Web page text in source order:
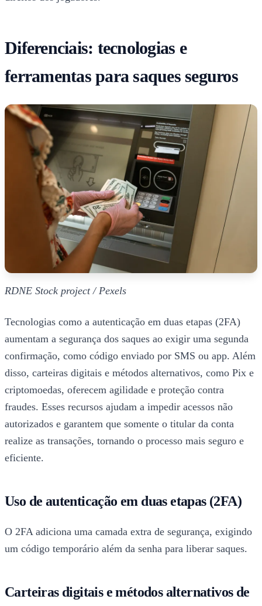
Diferenciais: tecnologias e
ferramentas para saques seguros
RDNE Stock project / Pexels
Tecnologias como a autenticação em duas etapas (2FA)
aumentam a segurança dos saques ao exigir uma segunda
confirmação, como código enviado por SMS ou app. Além
disso, carteiras digitais e métodos alternativos, como Pix e
criptomoedas, oferecem agilidade e proteção contra
fraudes. Esses recursos ajudam a impedir acessos não
autorizados e garantem que somente o titular da conta
realize as transações, tornando o processo mais seguro e
eficiente.
Uso de autenticação em duas etapas (2FA)
O 2FA adiciona uma camada extra de segurança, exigindo
um código temporário além da senha para liberar saques.
Carteiras digitais e métodos alternativos de